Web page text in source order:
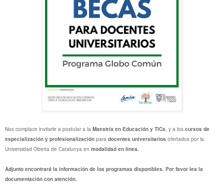
Nos complace invitarle a postular a la Maestría en Educación y TICs, y a los cursos de
especialización y profesionalización para docentes universitarios ofertados por la
Universidad Oberta de Catalunya en modalidad en línea.
Adjunto encontrará la información de los programas disponibles. Por favor lea la
documentación con atención.